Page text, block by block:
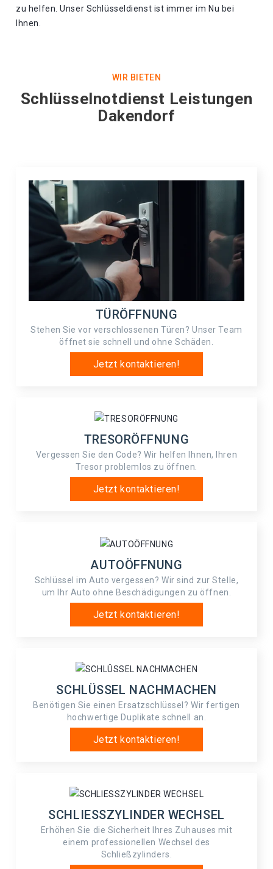
zu helfen. Unser Schlüsseldienst ist immer im Nu bei
Ihnen.
WIR BIETEN
Schlüsselnotdienst Leistungen
Dakendorf
TÜRÖFFNUNG
Stehen Sie vor verschlossenen Türen? Unser Team
öffnet sie schnell und ohne Schäden.
Jetzt kontaktieren!
TRESORÖFFNUNG
Vergessen Sie den Code? Wir helfen Ihnen, Ihren
Tresor problemlos zu öffnen.
Jetzt kontaktieren!
AUTOÖFFNUNG
Schlüssel im Auto vergessen? Wir sind zur Stelle,
um Ihr Auto ohne Beschädigungen zu öffnen.
Jetzt kontaktieren!
SCHLÜSSEL NACHMACHEN
Benötigen Sie einen Ersatzschlüssel? Wir fertigen
hochwertige Duplikate schnell an.
Jetzt kontaktieren!
SCHLIESSZYLINDER WECHSEL
Erhöhen Sie die Sicherheit Ihres Zuhauses mit
einem professionellen Wechsel des
Schließzylinders.